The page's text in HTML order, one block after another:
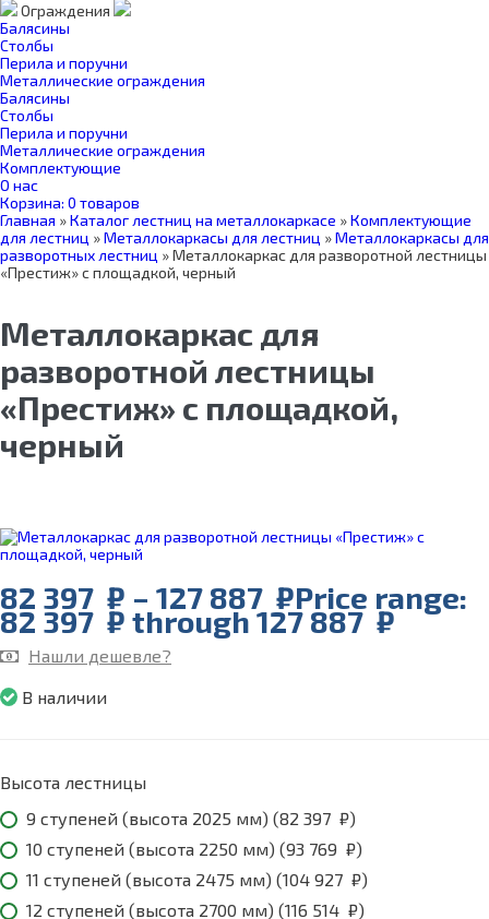
Ограждения
Балясины
Столбы
Перила и поручни
Металлические ограждения
Балясины
Столбы
Перила и поручни
Металлические ограждения
Комплектующие
О нас
Корзина: 0 товаров
Главная »Каталог лестниц на металлокаркасе »Комплектующие
для лестниц »Металлокаркасы для лестниц »Металлокаркасы для
разворотных лестниц »Металлокаркас для разворотной лестницы
«Престиж» с площадкой, черный
Металлокаркас для
разворотной лестницы
«Престиж» с площадкой,
черный
82 397 ₽ – 127 887 ₽Price range:
82 397 ₽ through 127 887 ₽
Нашли дешевле?
В наличии
Высота лестницы
9 ступеней (высота 2025 мм) (82 397 ₽)
10 ступеней (высота 2250 мм) (93 769 ₽)
11 ступеней (высота 2475 мм) (104 927 ₽)
12 ступеней (высота 2700 мм) (116 514 ₽)